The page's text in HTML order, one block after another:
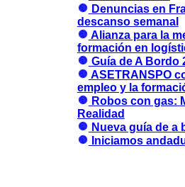
Denuncias en
descanso semanal
Alianza para la
formación en
Guía de A Bordo
ASETRANSPO
empleo y la
Robos con gas:
Realidad
Nueva guía de a
Iniciamos